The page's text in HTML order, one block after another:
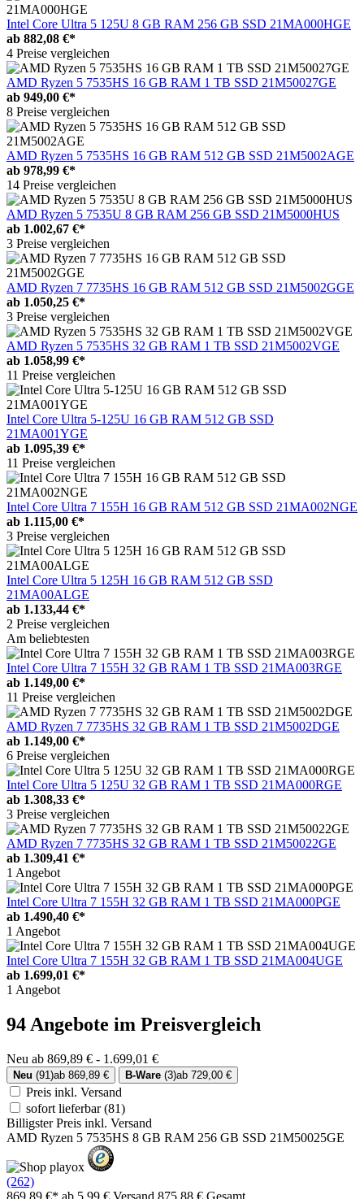
Intel Core Ultra 5 125U 8 GB RAM 256 GB SSD 21MA000HGE
ab 882,08 €*
4 Preise vergleichen
AMD Ryzen 5 7535HS 16 GB RAM 1 TB SSD 21M50027GE
ab 949,00 €*
8 Preise vergleichen
AMD Ryzen 5 7535HS 16 GB RAM 512 GB SSD 21M5002AGE
ab 978,99 €*
14 Preise vergleichen
AMD Ryzen 5 7535U 8 GB RAM 256 GB SSD 21M5000HUS
ab 1.002,67 €*
3 Preise vergleichen
AMD Ryzen 7 7735HS 16 GB RAM 512 GB SSD 21M5002GGE
ab 1.050,25 €*
3 Preise vergleichen
AMD Ryzen 5 7535HS 32 GB RAM 1 TB SSD 21M5002VGE
ab 1.058,99 €*
11 Preise vergleichen
Intel Core Ultra 5-125U 16 GB RAM 512 GB SSD
21MA001YGE
ab 1.095,39 €*
11 Preise vergleichen
Intel Core Ultra 7 155H 16 GB RAM 512 GB SSD 21MA002NGE
ab 1.115,00 €*
3 Preise vergleichen
Intel Core Ultra 5 125H 16 GB RAM 512 GB SSD
21MA00ALGE
ab 1.133,44 €*
2 Preise vergleichen
Am beliebtesten
Intel Core Ultra 7 155H 32 GB RAM 1 TB SSD 21MA003RGE
ab 1.149,00 €*
11 Preise vergleichen
AMD Ryzen 7 7735HS 32 GB RAM 1 TB SSD 21M5002DGE
ab 1.149,00 €*
6 Preise vergleichen
Intel Core Ultra 5 125U 32 GB RAM 1 TB SSD 21MA000RGE
ab 1.308,33 €*
3 Preise vergleichen
AMD Ryzen 7 7735HS 32 GB RAM 1 TB SSD 21M50022GE
ab 1.309,41 €*
1 Angebot
Intel Core Ultra 7 155H 32 GB RAM 1 TB SSD 21MA000PGE
ab 1.490,40 €*
1 Angebot
Intel Core Ultra 7 155H 32 GB RAM 1 TB SSD 21MA004UGE
ab 1.699,01 €*
1 Angebot
94 Angebote im Preisvergleich
Neu ab 869,89 € - 1.699,01 €
Neu (91)ab 869,89 € B-Ware (3)ab 729,00 €
Preis inkl. Versand
sofort lieferbar(81)
Billigster Preis inkl. Versand
AMD Ryzen 5 7535HS 8 GB RAM 256 GB SSD 21M50025GE
(262)
869,89 €* ab 5,99 € Versand 875,88 € Gesamt